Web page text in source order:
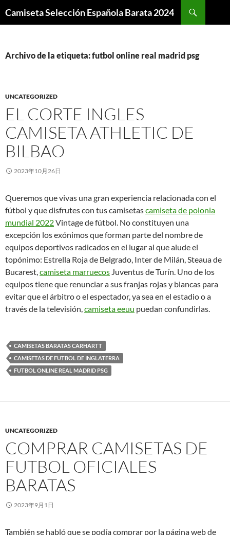
Camiseta Selección Española Barata 2024
Archivo de la etiqueta: futbol online real madrid psg
UNCATEGORIZED
EL CORTE INGLES
CAMISETA ATHLETIC DE
BILBAO
2023年10月26日
Queremos que vivas una gran experiencia relacionada con el
fútbol y que disfrutes con tus camisetascamiseta de polonia
mundial 2022Vintage de fútbol. No constituyen una
excepción los exónimos que forman parte del nombre de
equipos deportivos radicados en el lugar al que alude el
topónimo: Estrella Roja de Belgrado, Inter de Milán, Steaua de
Bucarest,camiseta marruecos Juventus de Turín. Uno de los
equipos tiene que renunciar a sus franjas rojas y blancas para
evitar que el árbitro o el espectador, ya sea en el estadio o a
través de la televisión,camiseta eeuu puedan confundirlas.
CAMISETAS BARATAS CARHARTT
CAMISETAS DE FUTBOL DE INGLATERRA
FUTBOL ONLINE REAL MADRID PSG
UNCATEGORIZED
COMPRAR CAMISETAS DE
FUTBOL OFICIALES
BARATAS
2023年9月1日
También se habló que se podía comprar por la página web de